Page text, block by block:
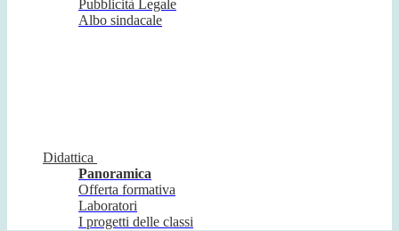
Pubblicità Legale
Albo sindacale
Didattica
Panoramica
Offerta formativa
Laboratori
I progetti delle classi